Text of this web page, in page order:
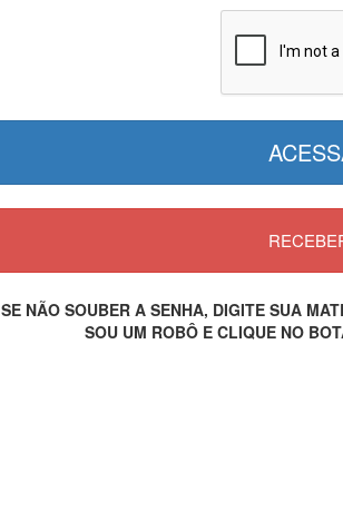
SE NÃO SOUBER A SENHA, DIGITE SUA
SOU UM ROBÔ E CLIQUE NO